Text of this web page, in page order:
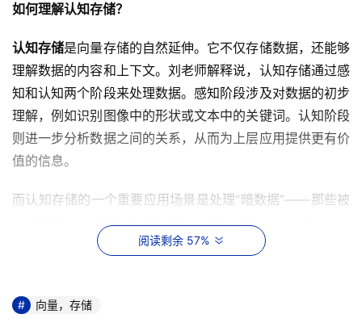
如何理解认知存储？
认知存储是向量存储的自然延伸。它不仅存储数据，还能够
理解数据的内容和上下文。刘老师解释说，认知存储通过感
知和认知两个阶段来处理数据。感知阶段涉及对数据的初步
理解，例如识别图像中的形状或文本中的关键词。认知阶段
则进一步分析数据之间的关系，从而为上层应用提供更有价
值的信息。
而认知存储的一个重要应用场景是处理“暗数据”——那些被
存储但很少被使用的数据。通过向量技术和认知存储，企业
可以重新发现这些数据的价值，从而提高数据的利用效率。
阅读剩余 57%
向量，存储